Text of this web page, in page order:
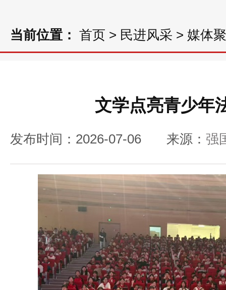
当前位置： 首页 > 民进风采 > 媒体
文学点亮青少年
发布时间：2026-07-06 来源： 强